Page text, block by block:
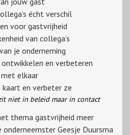
écht verschil
voor gastvrijheid
van collega’s
je onderneming
en verbeteren
elkaar
kaart en verbeter ze
niet in beleid maar in contact
thema gastvrijheid meer
Geesje Duursma